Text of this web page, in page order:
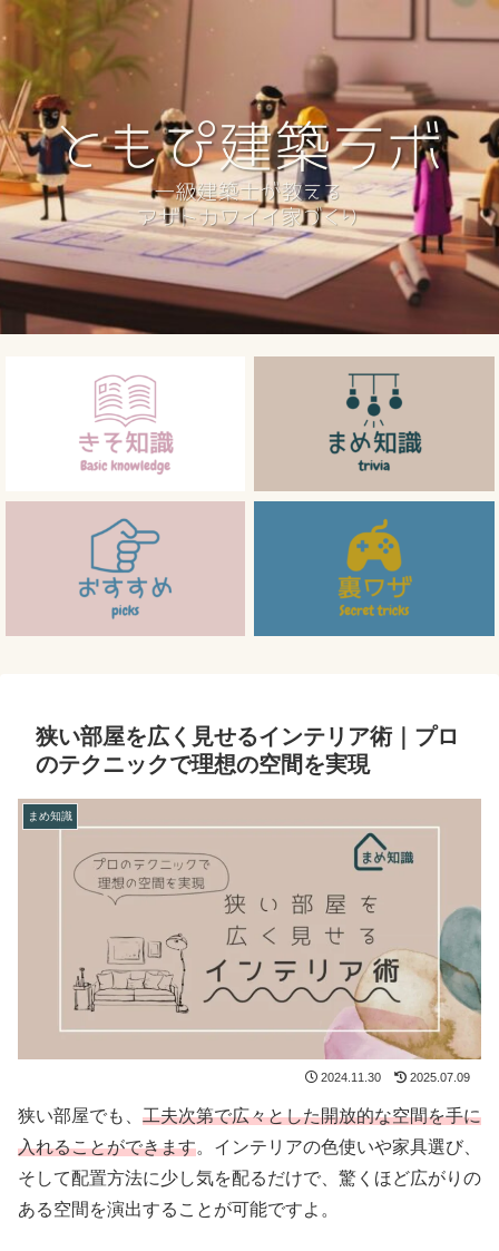
狭い部屋を広く見せるインテリア術｜プロ
のテクニックで理想の空間を実現
まめ知識
2024.11.30 2025.07.09
狭い部屋でも、 工夫次第で広々とした開放的な空間を手に
入れることができます。インテリアの色使いや家具選び、
そして配置方法に少し気を配るだけで、驚くほど広がりの
ある空間を演出することが可能ですよ。